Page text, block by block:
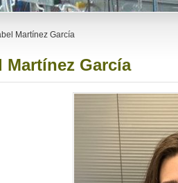
Martínez García
Martínez García